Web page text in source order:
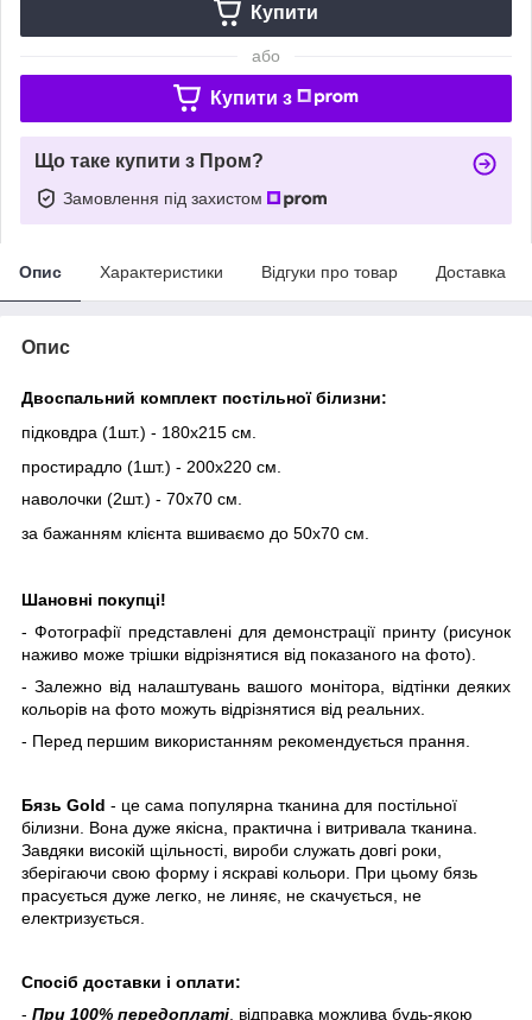
Купити
або
Купити з
Що таке купити з Пром?
Замовлення під захистом
Опис Характеристики Відгуки про товар Доставка
Опис
Двоспальний комплект постільної білизни:
підковдра (1шт.) - 180х215 см.
простирадло (1шт.) - 200х220 см.
наволочки (2шт.) - 70х70 см.
за бажанням клієнта вшиваємо до 50х70 см.
Шановні покупці!
- Фотографії представлені для демонстрації принту (рисунок
наживо може трішки відрізнятися від показаного на фото).
- Залежно від налаштувань вашого монітора, відтінки деяких
кольорів на фото можуть відрізнятися від реальних.
- Перед першим використанням рекомендується прання.
Бязь Gold - це сама популярна тканина для постільної
білизни. Вона дуже якісна, практична і витривала тканина.
Завдяки високій щільності, вироби служать довгі роки,
зберігаючи свою форму і яскраві кольори. При цьому бязь
прасується дуже легко, не линяє, не скачується, не
електризується.
Спосіб доставки і оплати:
- При 100% передоплаті , відправка можлива будь-якою